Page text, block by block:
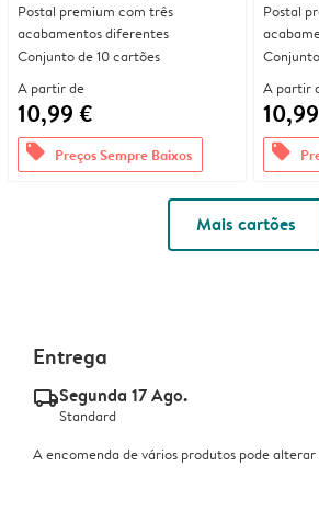
Postal premium com três
acabamentos diferentes
Conjunto de 10 cartões
A partir de
10,99 €
offers Preços Sempre Baixos
Postal
A partir
offers
Mais cartões
Entrega
delivery_standard_v2Segunda 17 Ago.
Standard
A encomenda de vários produtos pode